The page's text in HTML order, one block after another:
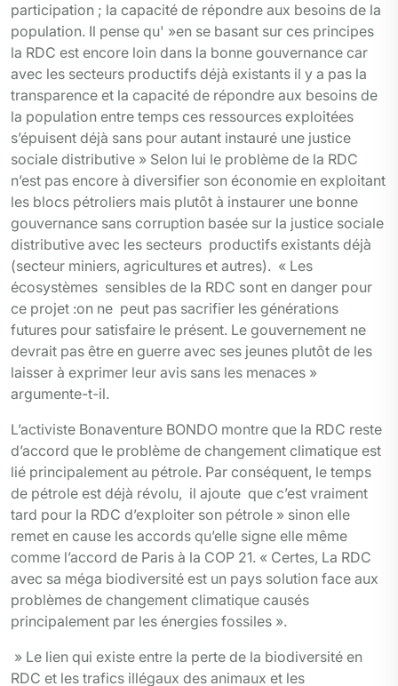
participation ; la capacité de répondre aux besoins de la
population. Il pense qu' »en se basant sur ces principes
la RDC est encore loin dans la bonne gouvernance car
avec les secteurs productifs déjà existants il y a pas la
transparence et la capacité de répondre aux besoins de
la population entre temps ces ressources exploitées
s’épuisent déjà sans pour autant instauré une justice
sociale distributive » Selon lui le problème de la RDC
n’est pas encore à diversifier son économie en exploitant
les blocs pétroliers mais plutôt à instaurer une bonne
gouvernance sans corruption basée sur la justice sociale
distributive avec les secteurs productifs existants déjà
(secteur miniers, agricultures et autres). « Les
écosystèmes sensibles de la RDC sont en danger pour
ce projet :on ne peut pas sacrifier les générations
futures pour satisfaire le présent. Le gouvernement ne
devrait pas être en guerre avec ses jeunes plutôt de les
laisser à exprimer leur avis sans les menaces »
argumente-t-il.
L’activiste Bonaventure BONDO montre que la RDC reste
d’accord que le problème de changement climatique est
lié principalement au pétrole. Par conséquent, le temps
de pétrole est déjà révolu, il ajoute que c’est vraiment
tard pour la RDC d’exploiter son pétrole » sinon elle
remet en cause les accords qu’elle signe elle même
comme l’accord de Paris à la COP 21. « Certes, La RDC
avec sa méga biodiversité est un pays solution face aux
problèmes de changement climatique causés
principalement par les énergies fossiles ».
» Le lien qui existe entre la perte de la biodiversité en
RDC et les trafics illégaux des animaux et les